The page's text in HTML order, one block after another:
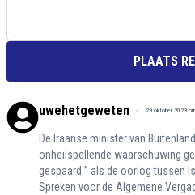
PLAATS
uwehetgeweten 29 oktober 2023
De Iraanse minister van
onheilspellende waarschuwing
gespaard ” als de oorlog tussen
Spreken voor de Algemene